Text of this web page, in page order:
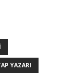
YAZARI